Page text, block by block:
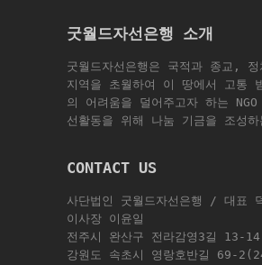
굿월드자선은행 소개
굿월드자선은행은 국적과 종교,
지역을 초월하여 이 땅에서 고통
의 어려움을 덜어주고자 하는
선활동을 위해 나눔 기금을 조성
CONTACT US
사단법인 굿월드자선은행 / 대표
이사장 이윤일
전주시 완산구 전라감영3길 13-
강원도 속초시 영랑호반길 69-